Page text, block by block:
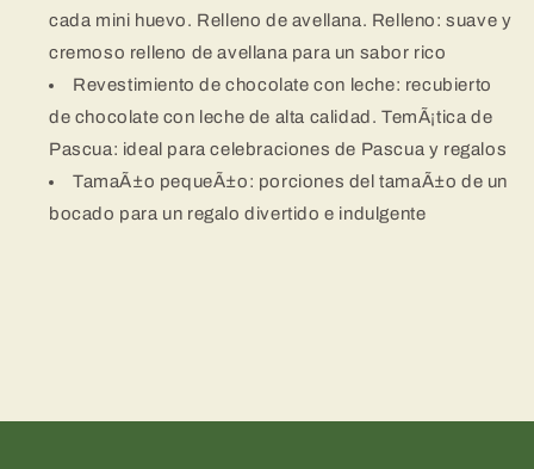
cada mini huevo. Relleno de avellana. Relleno: suave y
cremoso relleno de avellana para un sabor rico
Revestimiento de chocolate con leche: recubierto
de chocolate con leche de alta calidad. TemÃ¡tica de
Pascua: ideal para celebraciones de Pascua y regalos
TamaÃ±o pequeÃ±o: porciones del tamaÃ±o de un
bocado para un regalo divertido e indulgente